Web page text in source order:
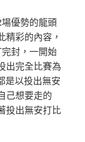
優勢的龍頭
精彩的內容，
封，一開始
出完全比賽為
是以投出無安
己想要走的
投出無安打比